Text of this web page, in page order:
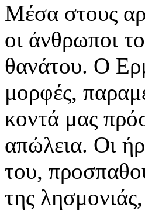
Μέσα στους
οι άνθρωποι
θανάτου. Ο
μορφές,
κοντά μας
απώλεια. Οι
του,
της